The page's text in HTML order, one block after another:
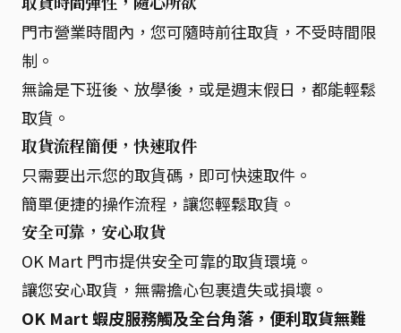
門市營業時間內，您可隨時前往取貨，不受時間限
制。
無論是下班後、放學後，或是週末假日，都能輕鬆
取貨。
取貨流程簡便，快速取件
只需要出示您的取貨碼，即可快速取件。
簡單便捷的操作流程，讓您輕鬆取貨。
安全可靠，安心取貨
OK Mart 門市提供安全可靠的取貨環境。
讓您安心取貨，無需擔心包裹遺失或損壞。
OK Mart 蝦皮服務觸及全台角落，便利取貨無難